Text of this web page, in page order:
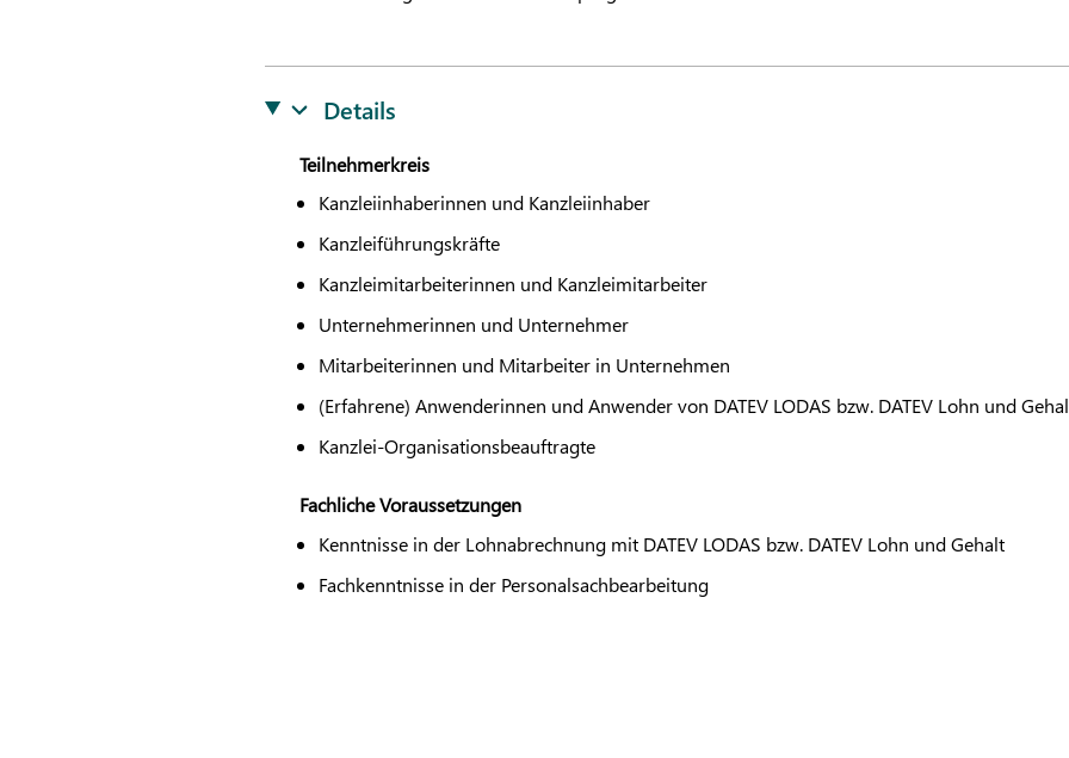
Details
Teilnehmerkreis
Kanzleiinhaberinnen und Kanzleiinhaber
Kanzleiführungskräfte
Kanzleimitarbeiterinnen und Kanzleimitarbeiter
Unternehmerinnen und Unternehmer
Mitarbeiterinnen und Mitarbeiter in Unternehmen
(Erfahrene) Anwenderinnen und Anwender von DATEV LODAS bzw. DATEVLohn und
Kanzlei-Organisationsbeauftragte
Fachliche Voraussetzungen
Kenntnisse in der Lohnabrechnung mit DATEV LODAS bzw. DATEVLohn und Gehalt
Fachkenntnisse in der Personalsachbearbeitung